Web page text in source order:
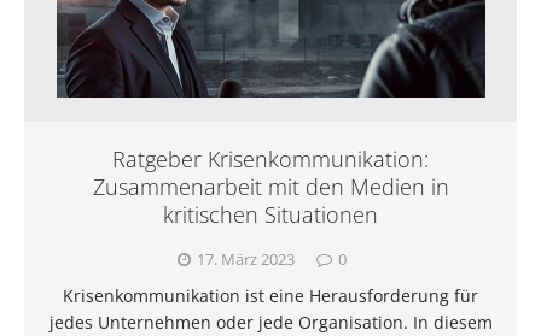
Ratgeber Krisenkommunikation:
Zusammenarbeit mit den Medien in
kritischen Situationen
17. März 2023 0
Krisenkommunikation ist eine Herausforderung für
jedes Unternehmen oder jede Organisation. In diesem